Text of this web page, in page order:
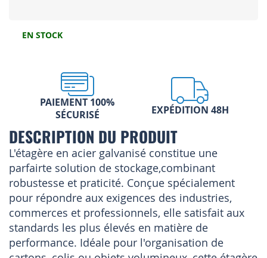
EN STOCK
PAIEMENT 100%
SÉCURISÉ
EXPÉDITION 48H
DESCRIPTION DU PRODUIT
L'étagère en acier galvanisé constitue une
parfairte solution de stockage,combinant
robustesse et praticité. Conçue spécialement
pour répondre aux exigences des industries,
commerces et professionnels, elle satisfait aux
standards les plus élevés en matière de
performance. Idéale pour l'organisation de